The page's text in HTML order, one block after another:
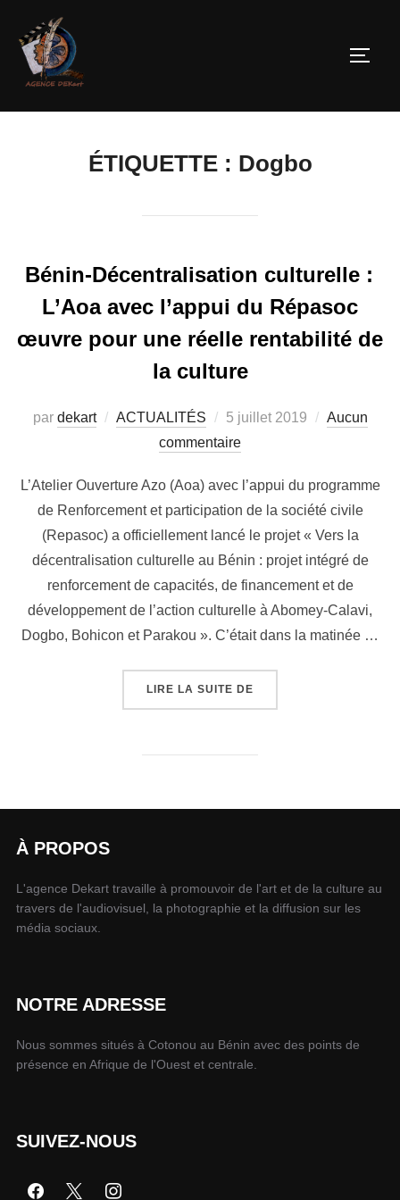
ÉTIQUETTE : Dogbo
Bénin-Décentralisation culturelle :
L’Aoa avec l’appui du Répasoc
œuvre pour une réelle rentabilité de
la culture
par dekart ACTUALITÉS 5 juillet 2019
Aucun
commentaire
L’Atelier Ouverture Azo (Aoa) avec l’appui du programme
de Renforcement et participation de la société civile
(Repasoc) a officiellement lancé le projet « Vers la
décentralisation culturelle au Bénin : projet intégré de
renforcement de capacités, de financement et de
développement de l’action culturelle à Abomey-Calavi,
Dogbo, Bohicon et Parakou ». C’était dans la matinée …
LIRE LA SUITE DE
À PROPOS
L'agence Dekart travaille à promouvoir de l'art et de la culture au
travers de l'audiovisuel, la photographie et la diffusion sur les
média sociaux.
NOTRE ADRESSE
Nous sommes situés à Cotonou au Bénin avec des points de
présence en Afrique de l'Ouest et centrale.
SUIVEZ-NOUS